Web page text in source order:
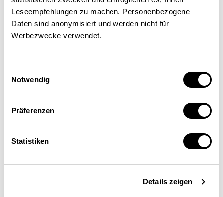
Leseempfehlungen zu machen. Personenbezogene
Daten sind anonymisiert und werden nicht für
Werbezwecke verwendet.
Notwendig
Präferenzen
Statistiken
Details zeigen
nachhaltigen Entwicklung
eingegangen ist. Den neuen
Efta-Standards genügen sie
allerdings nicht. So fehlt etwa
der Artikel zum
Expertengremium, an das sich
beide Parteien bei
gescheiterten bilateralen
Verhandlungen wenden können.